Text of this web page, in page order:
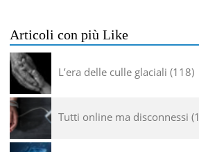
Articoli con più Like
L’era delle culle glaciali 118
Tutti online ma disconnessi